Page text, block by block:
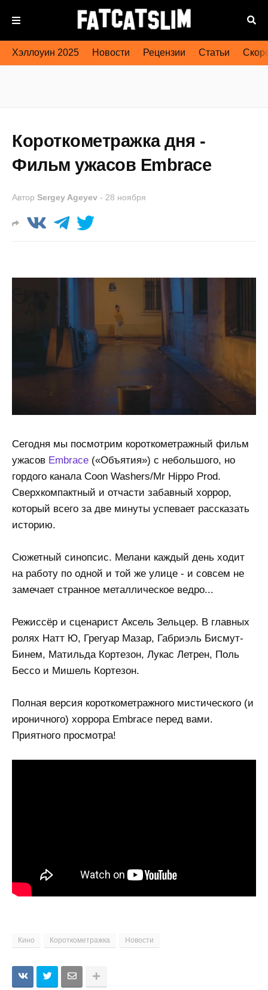
Хэллоуин 2025 Новости Рецензии Статьи
Короткометражка дня -
Фильм ужасов Embrace
Автор Sergey Ageyev - 28 ноября
Сегодня мы посмотрим короткометражный фильм
ужасов Embrace («Объятия») с небольшого, но
гордого канала Coon Washers/Mr Hippo Prod.
Сверхкомпактный и отчасти забавный хоррор,
который всего за две минуты успевает рассказать
историю.
Сюжетный синопсис. Мелани каждый день ходит
на работу по одной и той же улице - и совсем не
замечает странное металлическое ведро...
Режиссёр и сценарист Аксель Зельцер. В главных
ролях Натт Ю, Грегуар Мазар, Габриэль Бисмут-
Бинем, Матильда Кортезон, Лукас Летрен, Поль
Бессо и Мишель Кортезон.
Полная версия короткометражного мистического (и
ироничного) хоррора Embrace перед вами.
Приятного просмотра!
Кино Короткометражка Новости